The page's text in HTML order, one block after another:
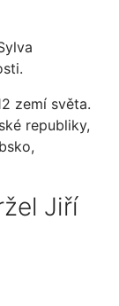
zemí světa.
republiky,
Jiří